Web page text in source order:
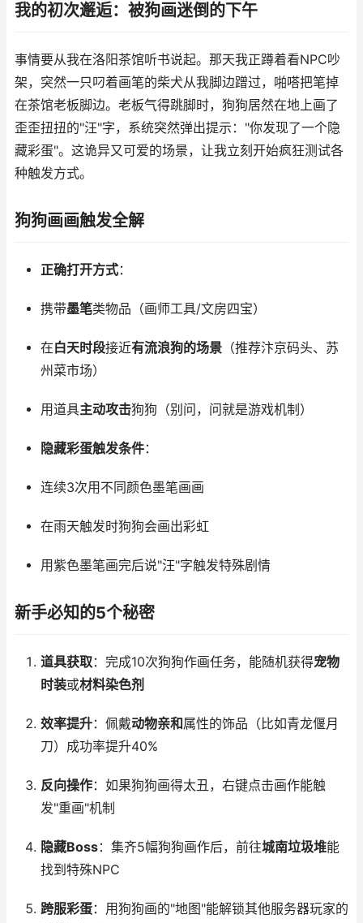
我的初次邂逅：被狗画迷倒的下午
事情要从我在洛阳茶馆听书说起。那天我正蹲着看NPC吵
架，突然一只叼着画笔的柴犬从我脚边蹭过，啪嗒把笔掉
在茶馆老板脚边。老板气得跳脚时，狗狗居然在地上画了
歪歪扭扭的"汪"字，系统突然弹出提示："你发现了一个隐
藏彩蛋"。这诡异又可爱的场景，让我立刻开始疯狂测试各
种触发方式。
狗狗画画触发全解
正确打开方式：
携带墨笔类物品（画师工具/文房四宝）
在白天时段接近有流浪狗的场景（推荐汴京码头、苏
州菜市场）
用道具主动攻击狗狗（别问，问就是游戏机制）
隐藏彩蛋触发条件：
连续3次用不同颜色墨笔画画
在雨天触发时狗狗会画出彩虹
用紫色墨笔画完后说"汪"字触发特殊剧情
新手必知的5个秘密
道具获取：完成10次狗狗作画任务，能随机获得宠物
时装或材料染色剂
效率提升：佩戴动物亲和属性的饰品（比如青龙偃月
刀）成功率提升40%
反向操作：如果狗狗画得太丑，右键点击画作能触
发"重画"机制
隐藏Boss：集齐5幅狗狗画作后，前往城南垃圾堆能
找到特殊NPC
跨服彩蛋：用狗狗画的"地图"能解锁其他服务器玩家的